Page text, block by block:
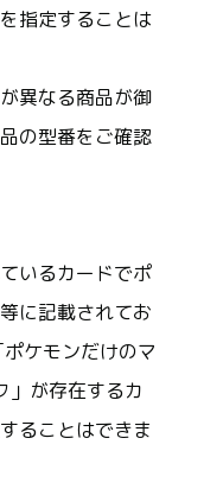
指定することは
異なる商品が御
の型番をご確認
いるカードでポ
に記載されてお
ケモンだけのマ
」が存在するカ
ることはできま